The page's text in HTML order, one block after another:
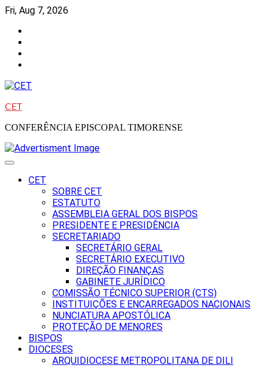
Skip
content
Fri, Aug 7, 2026
CET
CONFERÊNCIA EPISCOPAL TIMORENSE
CET
SOBRE CET
ESTATUTO
ASSEMBLEIA GERAL DOS BISPOS
PRESIDENTE E PRESIDÊNCIA
SECRETARIADO
SECRETÁRIO GERAL
SECRETÁRIO EXECUTIVO
DIREÇÃO FINANÇAS
GABINETE JURÍDICO
COMISSÃO TÉCNICO SUPERIOR (CTS)
INSTITUIÇÕES E ENCARREGADOS NACIONAIS
NUNCIATURA APOSTÓLICA
PROTEÇÃO DE MENORES
BISPOS
DIOCESES
ARQUIDIOCESE METROPOLITANA DE DILI